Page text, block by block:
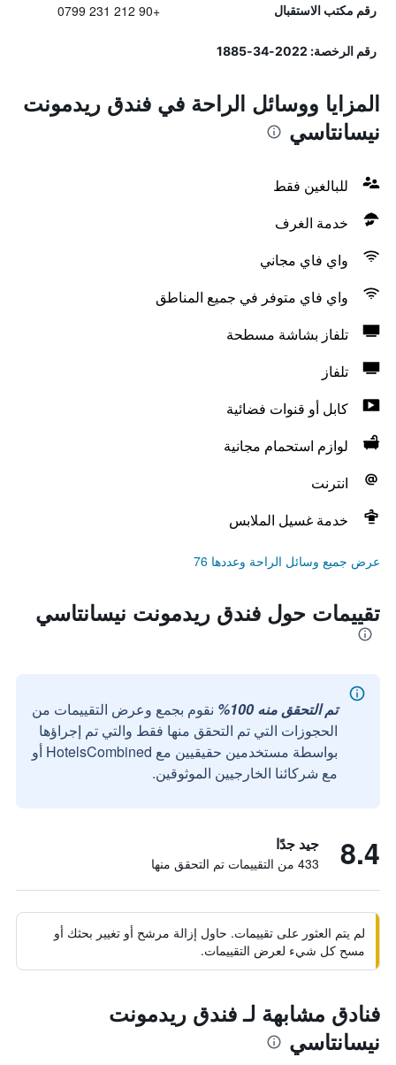
رقم مكتب الاستقبال +90 212 231 0799
رقم الرخصة: 2022-34-1885
المزايا ووسائل الراحة في فندق ريدمونت
نيسانتاسي
للبالغين فقط
خدمة الغرف
واي فاي مجاني
واي فاي متوفر في جميع المناطق
تلفاز بشاشة مسطحة
تلفاز
كابل أو قنوات فضائية
لوازم استحمام مجانية
انترنت
خدمة غسيل الملابس
عرض جميع وسائل الراحة وعددها 76
تقييمات حول فندق ريدمونت نيسانتاسي
تم التحقق منه 100%
نقوم بجمع وعرض التقييمات من
الحجوزات التي تم التحقق منها فقط والتي تم إجراؤها
بواسطة مستخدمين حقيقيين مع HotelsCombined أو
مع شركائنا الخارجيين الموثوقين.
8.4 جيد جدًا
433 من التقييمات تم التحقق منها
لم يتم العثور على تقييمات. حاول إزالة مرشح أو تغيير بحثك أو
مسح كل شيء لعرض التقييمات.
فنادق مشابهة لـ فندق ريدمونت
نيسانتاسي